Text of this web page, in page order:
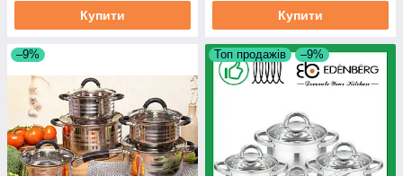
Купити Купити
–9% Топ продажів –9%